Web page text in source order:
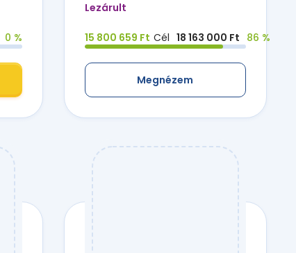
0 %
Lezárult
15 800 659 Ft Cél 18 163 000 Ft 86 %
Megnézem